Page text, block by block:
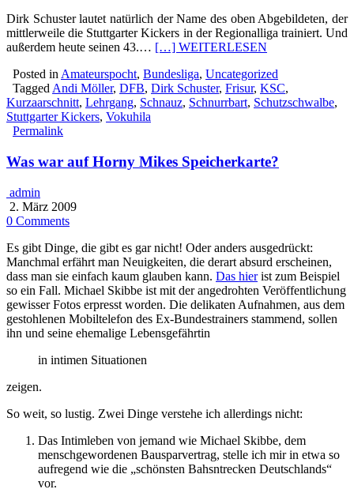
Dirk Schuster lautet natürlich der Name des oben Abgebildeten, der
mittlerweile die Stuttgarter Kickers in der Regionalliga trainiert. Und
außerdem heute seinen 43.… […] WEITERLESEN
Posted in Amateurspocht, Bundesliga, Uncategorized
Tagged Andi Möller, DFB, Dirk Schuster, Frisur, KSC,
Kurzaarschnitt, Lehrgang, Schnauz, Schnurrbart, Schutzschwalbe,
Stuttgarter Kickers, Vokuhila
Permalink
Was war auf Horny Mikes Speicherkarte?
admin
2. März 2009
0 Comments
Es gibt Dinge, die gibt es gar nicht! Oder anders ausgedrückt:
Manchmal erfährt man Neuigkeiten, die derart absurd erscheinen,
dass man sie einfach kaum glauben kann. Das hierist zum Beispiel
so ein Fall. Michael Skibbe ist mit der angedrohten Veröffentlichung
gewisser Fotos erpresst worden. Die delikaten Aufnahmen, aus dem
gestohlenen Mobiltelefon des Ex-Bundestrainers stammend, sollen
ihn und seine ehemalige Lebensgefährtin
in intimen Situationen
zeigen.
So weit, so lustig. Zwei Dinge verstehe ich allerdings nicht:
Das Intimleben von jemand wie Michael Skibbe, dem
menschgewordenen Bausparvertrag, stelle ich mir in etwa so
aufregend wie die „schönsten Bahsntrecken Deutschlands“
vor.